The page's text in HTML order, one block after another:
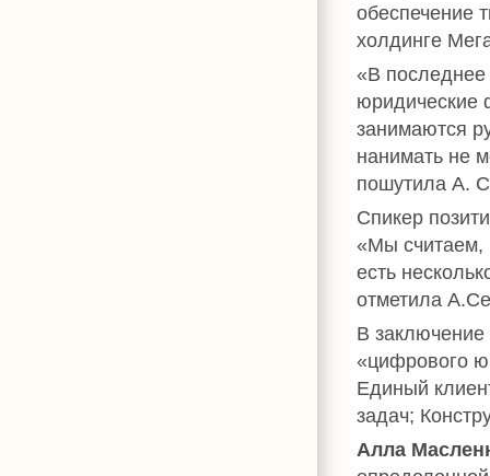
обеспечение
холдинге
«В последнее
юридические
занимаются
нанимать не
пошутила А.
Спикер
«Мы считаем,
есть
отметила
В
«цифрового
Единый
задач;
Алла